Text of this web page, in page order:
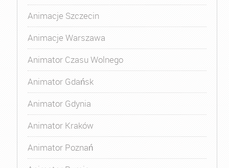
Animacje Szczecin
Animacje Warszawa
Animator Czasu Wolnego
Animator Gdańsk
Animator Gdynia
Animator Kraków
Animator Poznań